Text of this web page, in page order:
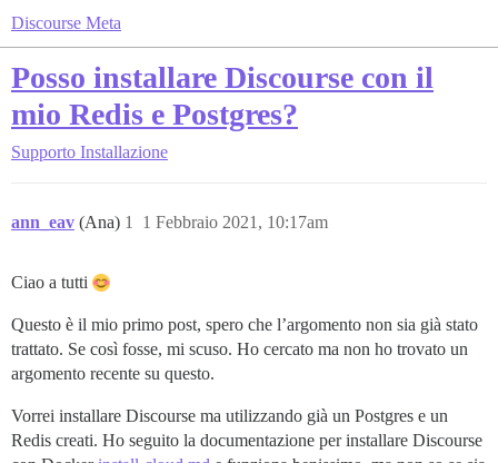
Discourse Meta
Posso installare Discourse con il
mio Redis e Postgres?
Supporto Installazione
ann_eav (Ana) 1 Febbraio 2021, 10:17am
1
Ciao a tutti
Questo è il mio primo post, spero che l’argomento non sia già stato
trattato. Se così fosse, mi scuso. Ho cercato ma non ho trovato un
argomento recente su questo.
Vorrei installare Discourse ma utilizzando già un Postgres e un
Redis creati. Ho seguito la documentazione per installare Discourse